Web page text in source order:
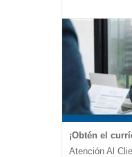
Atención Al